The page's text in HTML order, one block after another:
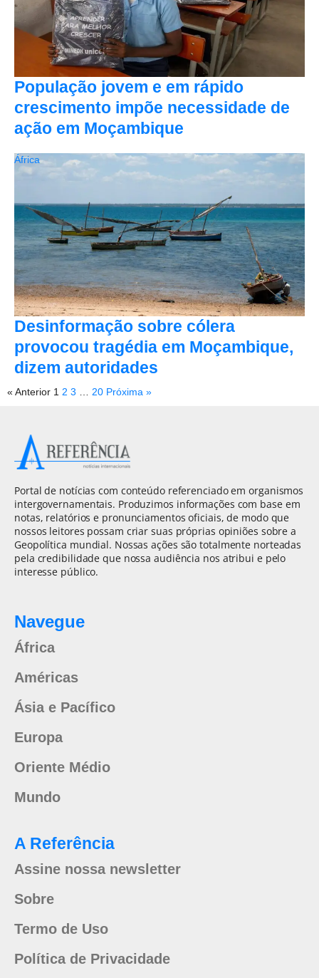
População jovem e em rápido
crescimento impõe necessidade de
ação em Moçambique
Desinformação sobre cólera
provocou tragédia em Moçambique,
dizem autoridades
África
« Anterior 1 2 3 … 20 Próxima »
Portal de notícias com conteúdo referenciado em organismos
intergovernamentais. Produzimos informações com base em
notas, relatórios e pronunciamentos oficiais, de modo que
nossos leitores possam criar suas próprias opiniões sobre a
Geopolítica mundial. Nossas ações são totalmente norteadas
pela credibilidade que nossa audiência nos atribui e pelo
interesse público.
Navegue
África
Américas
Ásia e Pacífico
Europa
Oriente Médio
Mundo
A Referência
Assine nossa newsletter
Sobre
Termo de Uso
Política de Privacidade